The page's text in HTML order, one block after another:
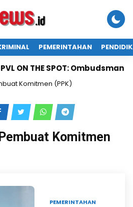
PEMERINTAHAN
ON THE SPOT: Ombudsman
Komitmen (PPK)
Komitmen
PEMERINTAHAN